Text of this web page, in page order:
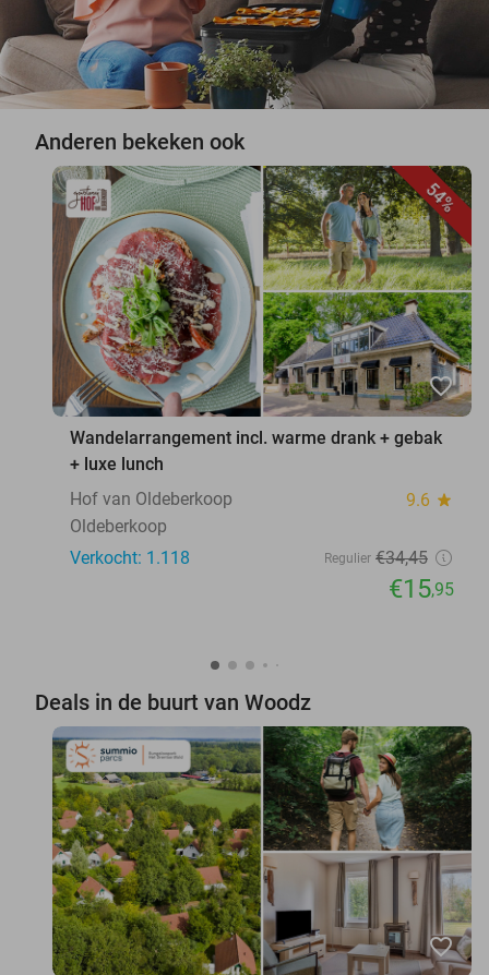
Anderen bekeken ook
54%
favorite_border
Wandelarrangement incl. warme drank + gebak
+ luxe lunch
Hof van Oldeberkoop
9.6 star
Oldeberkoop
Verkocht: 1.118
Regulier €34,45
€15,95
Deals in de buurt van Woodz
favorite_border